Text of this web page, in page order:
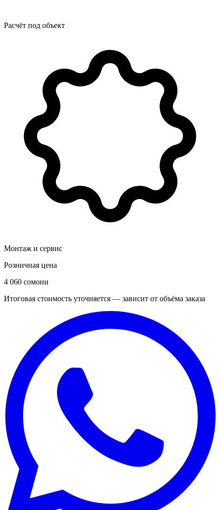
Расчёт под объект
Монтаж и сервис
Розничная цена
4 060 сомони
Итоговая стоимость уточняется — зависит от объёма заказа